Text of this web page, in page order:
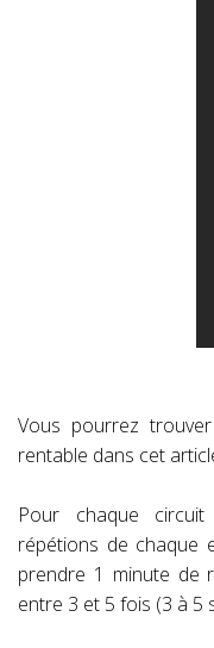
Vous pourrez
rentable dans cet
Pour chaque
répétions de chaque
prendre 1 minute de
entre 3 et 5 fois (3 à 5